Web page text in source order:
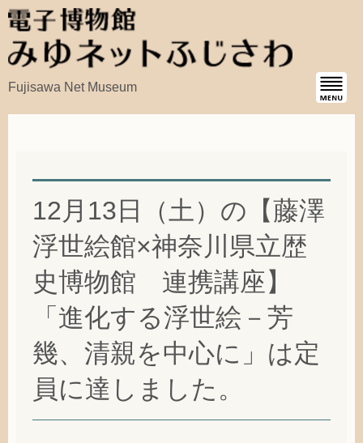
Fujisawa Net Museum
12月13日（土）の【藤澤
浮世絵館×神奈川県立歴
史博物館 連携講座】
「進化する浮世絵－芳
幾、清親を中心に」は定
員に達しました。